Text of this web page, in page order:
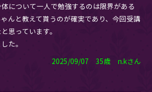
について一人で勉強するのは限界がある
んと教えて貰うのが確実であり、今回受講
思っています。
た。
2025/09/07 35歳 n.kさん